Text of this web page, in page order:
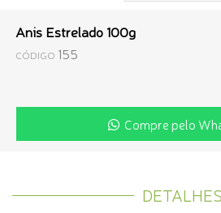
Anis Estrelado 100g
CÓDIGO 155
Compre pelo
DETALHES